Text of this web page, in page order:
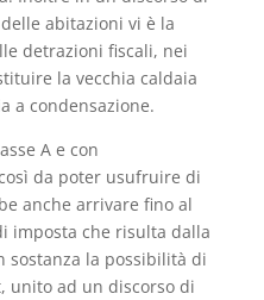
abitazioni vi è la
detrazioni fiscali, nei
la vecchia caldaia
a condensazione.
A e con
da poter usufruire di
anche arrivare fino al
imposta che risulta dalla
la possibilità di
unito ad un discorso di